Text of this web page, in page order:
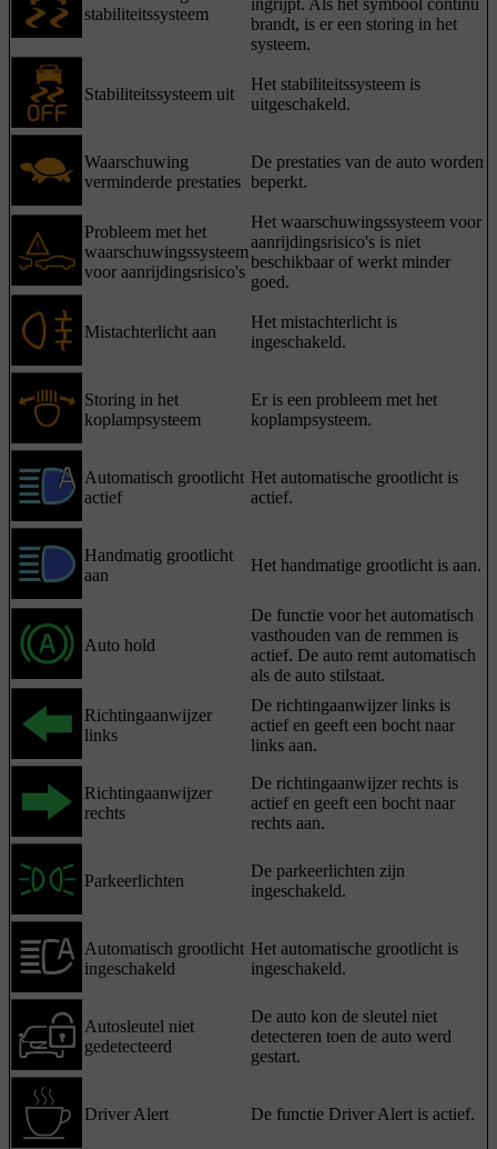
stabiliteitssysteem
brandt, is er een storing in het
systeem.
Stabiliteitssysteem uit
Het stabiliteitssysteem is
uitgeschakeld.
Waarschuwing
verminderde prestaties
De prestaties van de auto worden
beperkt.
Probleem met het
waarschuwingssysteem
voor aanrijdingsrisico's
Het waarschuwingssysteem voor
aanrijdingsrisico's is niet
beschikbaar of werkt minder
goed.
Mistachterlicht aan
Het mistachterlicht is
ingeschakeld.
Storing in het
koplampsysteem
Er is een probleem met het
koplampsysteem.
Automatisch grootlicht
actief
Het automatische grootlicht is
actief.
Handmatig grootlicht
aan
Het handmatige grootlicht is aan.
Auto hold
De functie voor het automatisch
vasthouden van de remmen is
actief. De auto remt automatisch
als de auto stilstaat.
Richtingaanwijzer
links
De richtingaanwijzer links is
actief en geeft een bocht naar
links aan.
Richtingaanwijzer
rechts
De richtingaanwijzer rechts is
actief en geeft een bocht naar
rechts aan.
Parkeerlichten
De parkeerlichten zijn
ingeschakeld.
Automatisch grootlicht
ingeschakeld
Het automatische grootlicht is
ingeschakeld.
Autosleutel niet
gedetecteerd
De auto kon de sleutel niet
detecteren toen de auto werd
gestart.
Driver Alert De functie Driver Alert is actief.